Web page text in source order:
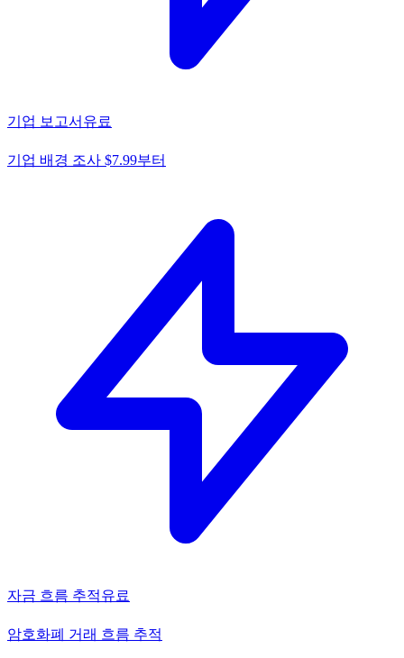
기업 보고서 유료
기업 배경 조사 $7.99부터
자금 흐름 추적유료
암호화폐 거래 흐름 추적